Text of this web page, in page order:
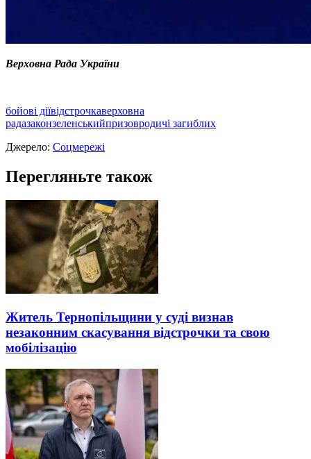
Верховна Рада України
бойові діївідстрочкаверховна
радазаконзеленськийпризовродичі загиблих
Джерело: Соцмережі
Перегляньте також
Житель Тернопільщини у суді визнав
незаконним скасування відстрочки та свою
мобілізацію